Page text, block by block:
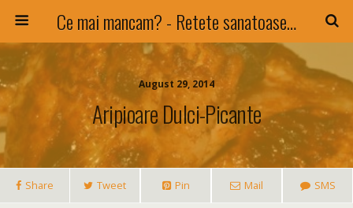
Ce mai mancam? - Retete sanatoase si nu numai !
August 29, 2014
Aripioare Dulci-Picante
Share Tweet Pin Mail SMS